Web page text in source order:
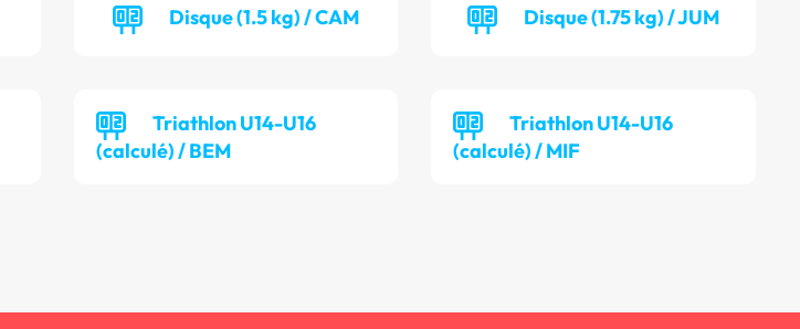
Disque (1.5 kg) / CAM Disque (1.75 kg) / JUM
Triathlon U14-U16
(calculé) / BEM
Triathlon U14-U16
(calculé) / MIF